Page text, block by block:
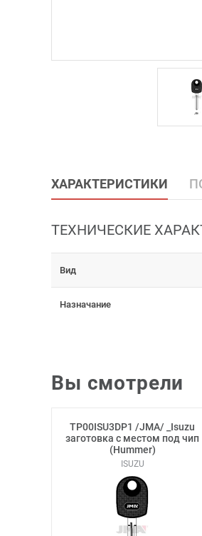
ХАРАКТЕРИСТИКИ
ТЕХНИЧЕСКИЕ
Вид
Назначание
Вы смотрели
TP00ISU3DP1 /JMA/ _Isuzu
заготовка с местом под чип
(Hummer)
ISUZU